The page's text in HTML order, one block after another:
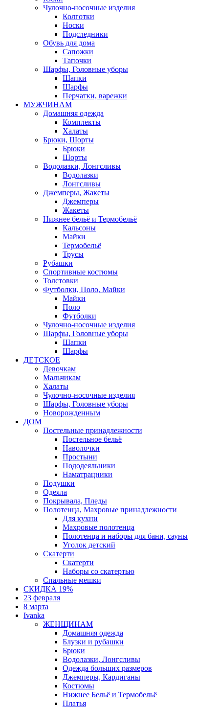
Чулочно-носочные изделия
Колготки
Носки
Подследники
Обувь для дома
Сапожки
Тапочки
Шарфы, Головные уборы
Шапки
Шарфы
Перчатки, варежки
МУЖЧИНАМ
Домашняя одежда
Комплекты
Халаты
Брюки, Шорты
Брюки
Шорты
Водолазки, Лонгсливы
Водолазки
Лонгсливы
Джемперы, Жакеты
Джемперы
Жакеты
Нижнее бельё и Термобельё
Кальсоны
Майки
Термобельё
Трусы
Рубашки
Спортивные костюмы
Толстовки
Футболки, Поло, Майки
Майки
Поло
Футболки
Чулочно-носочные изделия
Шарфы, Головные уборы
Шапки
Шарфы
ДЕТСКОЕ
Девочкам
Мальчикам
Халаты
Чулочно-носочные изделия
Шарфы, Головные уборы
Новорожденным
ДОМ
Постельные принадлежности
Постельное бельё
Наволочки
Простыни
Пододеяльники
Наматрацники
Подушки
Одеяла
Покрывала, Пледы
Полотенца, Махровые принадлежности
Для кухни
Махровые полотенца
Полотенца и наборы для бани, сауны
Уголок детский
Скатерти
Скатерти
Наборы со скатертью
Спальные мешки
СКИДКА 19%
23 февраля
8 марта
Ivanka
ЖЕНЩИНАМ
Домашняя одежда
Блузки и рубашки
Брюки
Водолазки, Лонгсливы
Одежда больших размеров
Джемперы, Кардиганы
Костюмы
Нижнее Бельё и Термобельё
Платья